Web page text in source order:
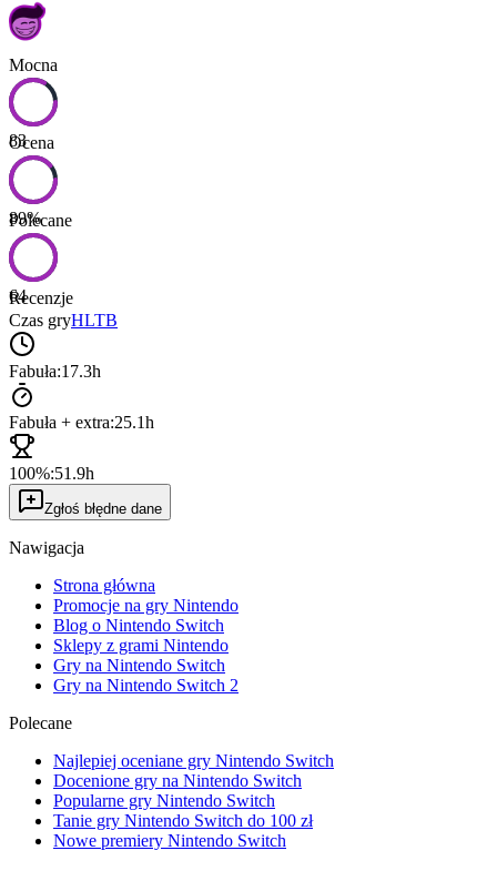
Mocna
83
Ocena
89%
Polecane
64
Recenzje
Czas gryHLTB
Fabuła:17.3h
Fabuła + extra:25.1h
100%:51.9h
Zgłoś błędne dane
Nawigacja
Strona główna
Promocje na gry Nintendo
Blog o Nintendo Switch
Sklepy z grami Nintendo
Gry na Nintendo Switch
Gry na Nintendo Switch 2
Polecane
Najlepiej oceniane gry Nintendo Switch
Docenione gry na Nintendo Switch
Popularne gry Nintendo Switch
Tanie gry Nintendo Switch do 100 zł
Nowe premiery Nintendo Switch